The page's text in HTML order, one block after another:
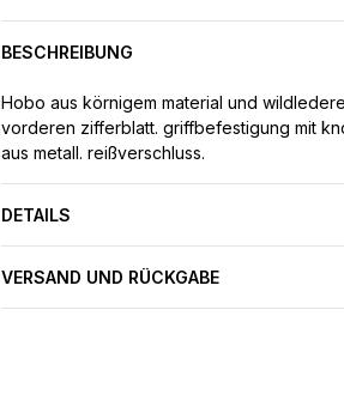
BESCHREIBUNG
Hobo aus körnigem material und
vorderen zifferblatt. griffbefestigung mit
aus metall. reißverschluss.
DETAILS
VERSAND UND RÜCKGABE